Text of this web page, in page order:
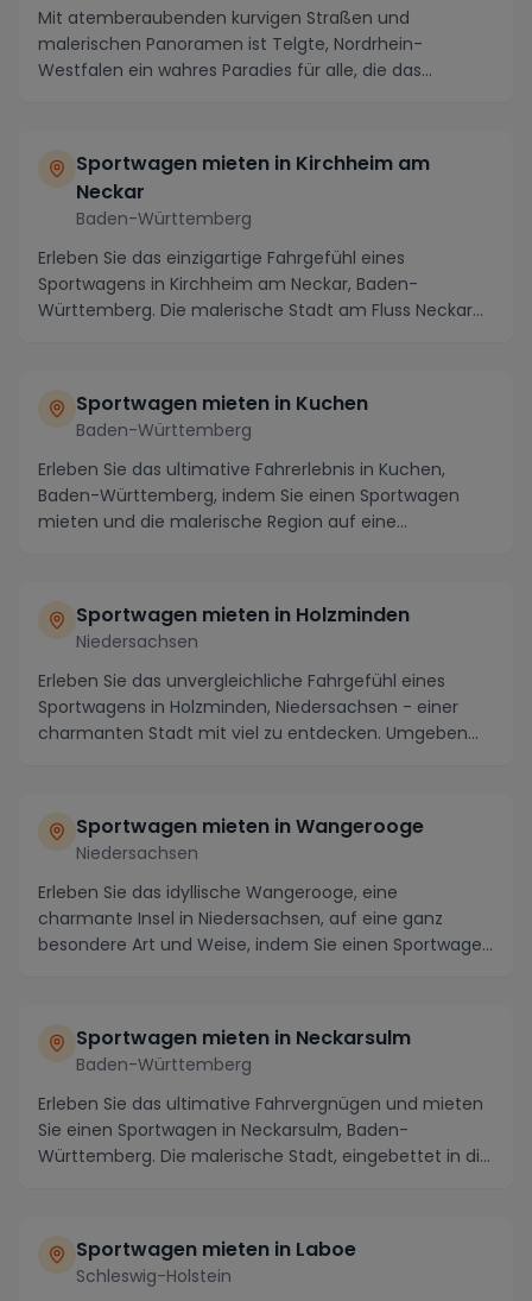
Mit atemberaubenden kurvigen Straßen und
malerischen Panoramen ist Telgte, Nordrhein-
Westfalen ein wahres Paradies für alle, die das
Sportwagen mieten in Kirchheim am
Neckar
Baden-Württemberg
Erleben Sie das einzigartige Fahrgefühl eines
Sportwagens in Kirchheim am Neckar, Baden-
Württemberg. Die malerische Stadt am Fluss Neckar
Sportwagen mieten in Kuchen
Baden-Württemberg
Erleben Sie das ultimative Fahrerlebnis in Kuchen,
Baden-Württemberg, indem Sie einen Sportwagen
mieten und die malerische Region auf eine
Sportwagen mieten in Holzminden
Niedersachsen
Erleben Sie das unvergleichliche Fahrgefühl eines
Sportwagens in Holzminden, Niedersachsen - einer
charmanten Stadt mit viel zu entdecken. Umgeben
Sportwagen mieten in Wangerooge
Niedersachsen
Erleben Sie das idyllische Wangerooge, eine
charmante Insel in Niedersachsen, auf eine ganz
besondere Art und Weise, indem Sie einen Sportwagen
Sportwagen mieten in Neckarsulm
Baden-Württemberg
Erleben Sie das ultimative Fahrvergnügen und mieten
Sie einen Sportwagen in Neckarsulm, Baden-
Württemberg. Die malerische Stadt, eingebettet in die
Sportwagen mieten in Laboe
Schleswig-Holstein